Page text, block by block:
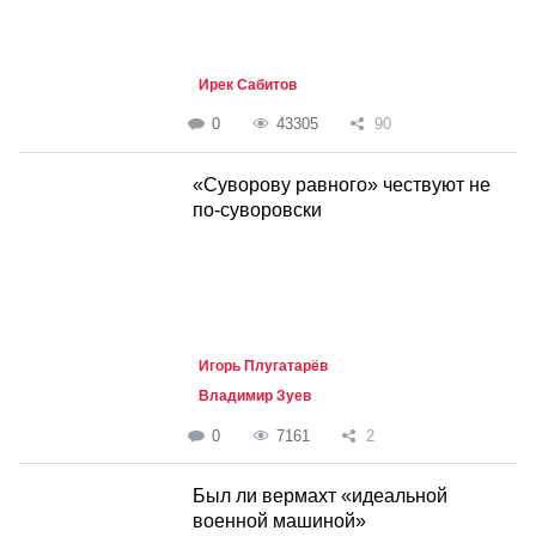
Ирек Сабитов
0 43305 90
«Суворову равного» чествуют не
по-суворовски
Игорь Плугатарёв
Владимир Зуев
0 7161 2
Был ли вермахт «идеальной
военной машиной»